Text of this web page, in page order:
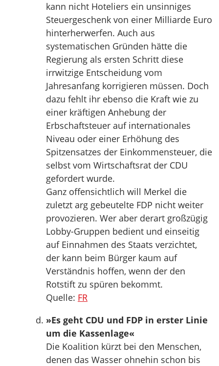
kann nicht Hoteliers ein unsinniges
Steuergeschenk von einer Milliarde Euro
hinterherwerfen. Auch aus
systematischen Gründen hätte die
Regierung als ersten Schritt diese
irrwitzige Entscheidung vom
Jahresanfang korrigieren müssen. Doch
dazu fehlt ihr ebenso die Kraft wie zu
einer kräftigen Anhebung der
Erbschaftsteuer auf internationales
Niveau oder einer Erhöhung des
Spitzensatzes der Einkommensteuer, die
selbst vom Wirtschaftsrat der CDU
gefordert wurde.
Ganz offensichtlich will Merkel die
zuletzt arg gebeutelte FDP nicht weiter
provozieren. Wer aber derart großzügig
Lobby-Gruppen bedient und einseitig
auf Einnahmen des Staats verzichtet,
der kann beim Bürger kaum auf
Verständnis hoffen, wenn der den
Rotstift zu spüren bekommt.
Quelle: FR
»Es geht CDU und FDP in erster Linie
um die Kassenlage«
Die Koalition kürzt bei den Menschen,
denen das Wasser ohnehin schon bis